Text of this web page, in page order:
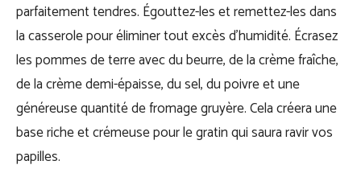
parfaitement tendres. Égouttez-les et remettez-les dans
la casserole pour éliminer tout excès d’humidité. Écrasez
les pommes de terre avec du beurre, de la crème fraîche,
de la crème demi-épaisse, du sel, du poivre et une
généreuse quantité de fromage gruyère. Cela créera une
base riche et crémeuse pour le gratin qui saura ravir vos
papilles.